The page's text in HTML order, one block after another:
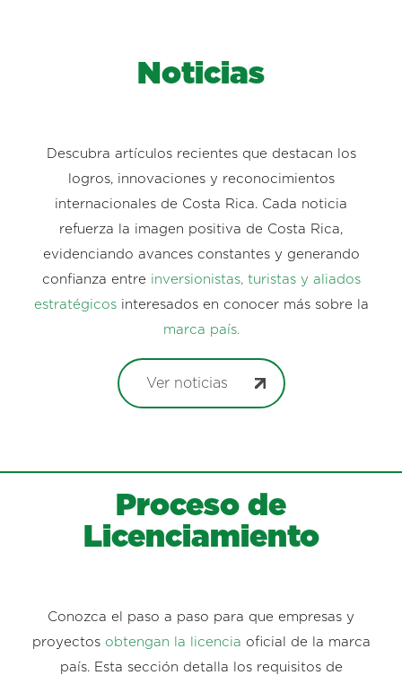
Noticias
Descubra artículos recientes que destacan los
logros, innovaciones y reconocimientos
internacionales de Costa Rica. Cada noticia
refuerza la imagen positiva de Costa Rica,
evidenciando avances constantes y generando
confianza entre inversionistas, turistas y aliados
estratégicos interesados en conocer más sobre la
marca país.
Ver noticias
Proceso de
Licenciamiento
Conozca el paso a paso para que empresas y
proyectos obtengan la licencia oficial de la marca
país. Esta sección detalla los requisitos de